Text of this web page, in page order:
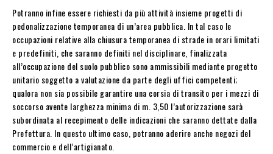
Potranno infine essere richiesti da più attività insieme progetti di
pedonalizzazione temporanea di un’area pubblica. In tal caso le
occupazioni relative alla chiusura temporanea di strade in orari limitati
e predefiniti, che saranno definiti nel disciplinare, finalizzata
all’occupazione del suolo pubblico sono ammissibili mediante progetto
unitario soggetto a valutazione da parte degli uffici competenti;
qualora non sia possibile garantire una corsia di transito per i mezzi di
soccorso avente larghezza minima di m. 3,50 l’autorizzazione sarà
subordinata al recepimento delle indicazioni che saranno dettate dalla
Prefettura. In questo ultimo caso, potranno aderire anche negozi del
commercio e dell’artigianato.